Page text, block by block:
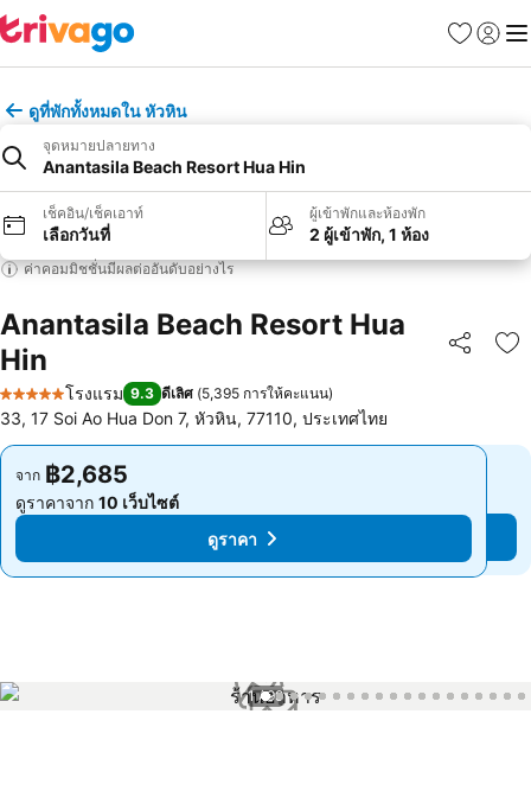
รายการโป
เข้าสู่ร
เมนู
ดูที่พักทั้งหมดใน หัวหิน
จุดหมายปลายทาง
Anantasila Beach Resort Hua Hin
เช็คอิน/เช็คเอาท์
เลือกวันที่
ผู้เข้าพักและห้องพัก
2 ผู้เข้าพัก, 1 ห้อง
ค่าคอมมิชชั่นมีผลต่ออันดับอย่างไร
Anantasila Beach Resort Hua
Hin
แชร์ เ
5 ดาว
โรงแรม 9.3 ดีเลิศ (5,395 การให้คะแนน)
33, 17 Soi Ao Hua Don 7, หัวหิน, 77110, ประเทศไทย
จาก ฿2,685
ดูราคาจาก 10 เว็บไซต์
ดูราคา
จาก ฿2,685
ดูราคาจาก 10 เว็บไซต์
ดูราคา
1 / 99